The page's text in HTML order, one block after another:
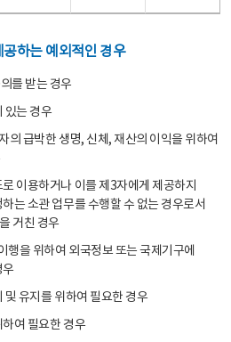
하는 예외적인 경우
를 받는 경우
있는 경우
의 급박한 생명, 신체, 재산의 이익을 위하여
이용하거나 이를 제3자에게 제공하지
는 소관 업무를 수행할 수 없는 경우로서
거친 경우
행을 위하여 외국정보 또는 국제기구에
우
및 유지를 위하여 필요한 경우
여 필요한 경우